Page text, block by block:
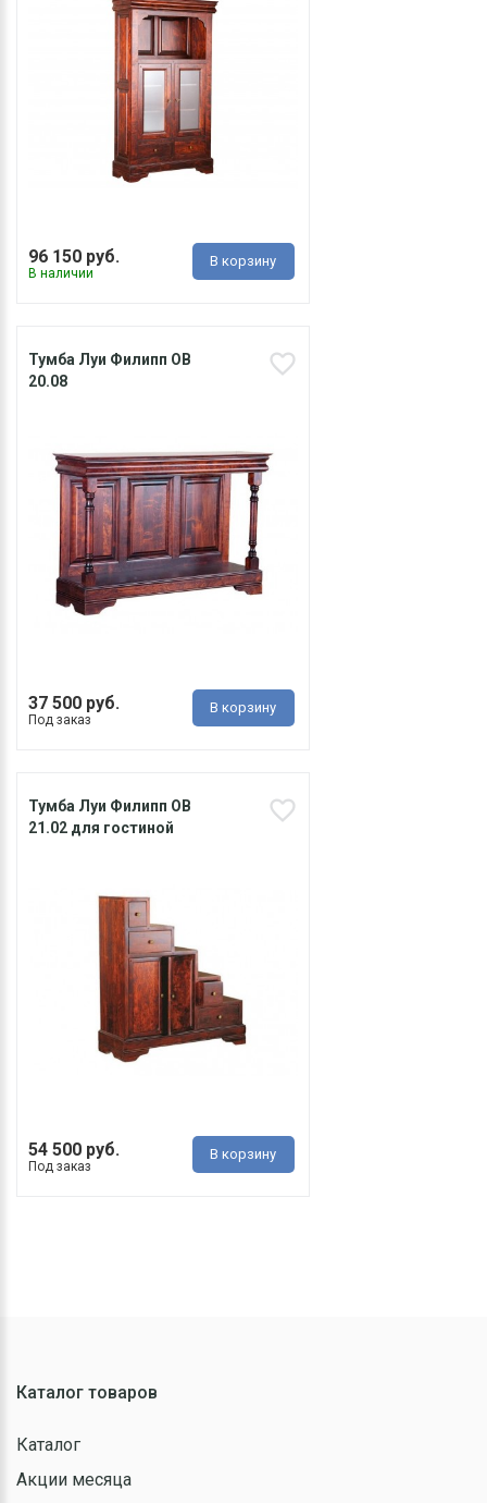
96 150 руб.
В наличии
В корзину
Тумба Луи Филипп ОВ
20.08
37 500 руб.
Под заказ
В корзину
Тумба Луи Филипп ОВ
21.02 для гостиной
54 500 руб.
Под заказ
В корзину
Каталог товаров
Каталог
Акции месяца